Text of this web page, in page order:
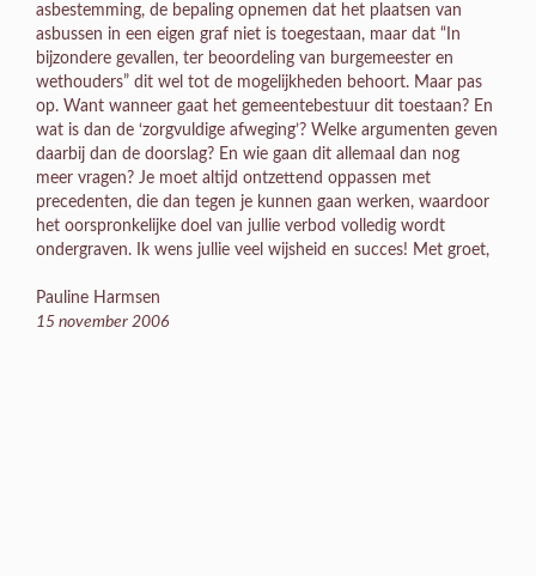
asbestemming, de bepaling opnemen dat het plaatsen van
asbussen in een eigen graf niet is toegestaan, maar dat “In
bijzondere gevallen, ter beoordeling van burgemeester en
wethouders” dit wel tot de mogelijkheden behoort. Maar pas
op. Want wanneer gaat het gemeentebestuur dit toestaan? En
wat is dan de ‘zorgvuldige afweging’? Welke argumenten geven
daarbij dan de doorslag? En wie gaan dit allemaal dan nog
meer vragen? Je moet altijd ontzettend oppassen met
precedenten, die dan tegen je kunnen gaan werken, waardoor
het oorspronkelijke doel van jullie verbod volledig wordt
ondergraven. Ik wens jullie veel wijsheid en succes! Met groet,
Pauline Harmsen
15 november 2006